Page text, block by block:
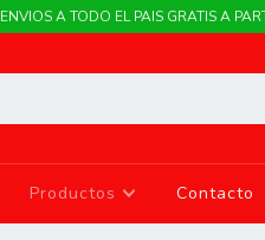
ENVIOS A TODO EL PAIS GRATIS A
Productos Contacto